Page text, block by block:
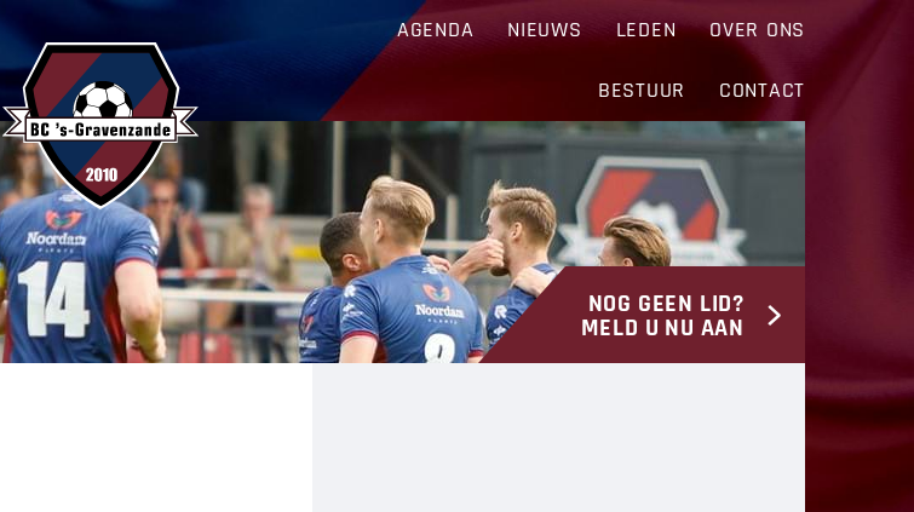
BC ‘s-Gravenzande
AGENDA NIEUWS LEDEN OVER ONS
BESTUUR CONTACT
NOG GEEN LID?
MELD U NU AAN